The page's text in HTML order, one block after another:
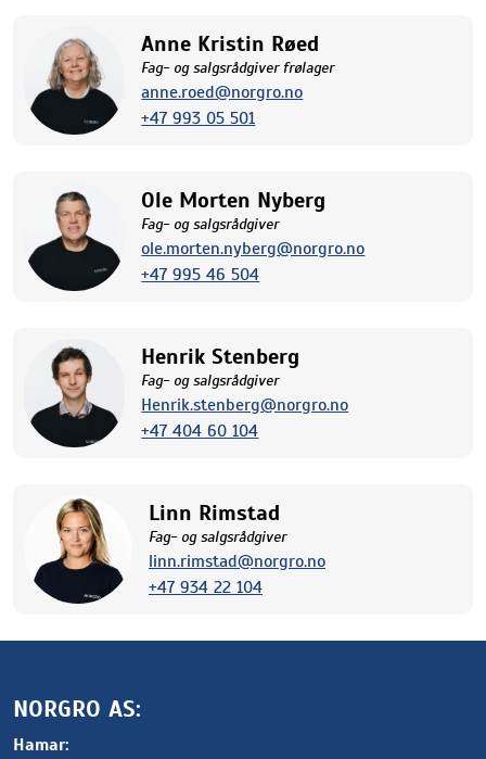
Anne Kristin Røed
Fag- og salgsrådgiver frølager
anne.roed@norgro.no
+47 993 05 501
Ole Morten Nyberg
Fag- og salgsrådgiver
ole.morten.nyberg@norgro.no
+47 995 46 504
Henrik Stenberg
Fag- og salgsrådgiver
Henrik.stenberg@norgro.no
+47 404 60 104
Linn Rimstad
Fag- og salgsrådgiver
linn.rimstad@norgro.no
+47 934 22 104
NORGRO AS:
Hamar: